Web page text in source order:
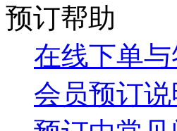
在线下单与
会员预订
预订中常见